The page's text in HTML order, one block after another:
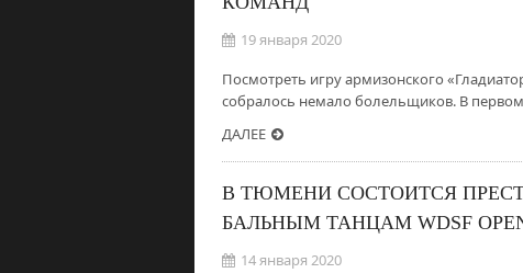
19 января 2020
Посмотреть игру армизонского
собралось немало болельщиков. В
ДАЛЕЕ
В ТЮМЕНИ СОСТОИТСЯ
БАЛЬНЫМ ТАНЦАМ WDSF
14 января 2020